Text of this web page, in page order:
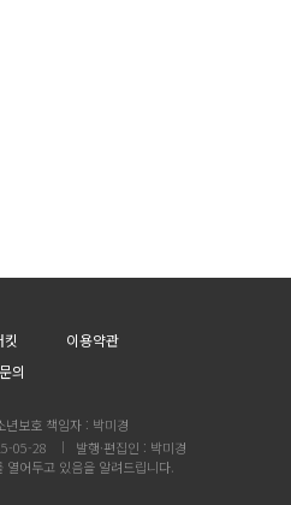
이용약관
의
년보호 책임자 : 박미경
05-28
발행·편집인 : 박미경
어두고 있음을 알려드립니다.